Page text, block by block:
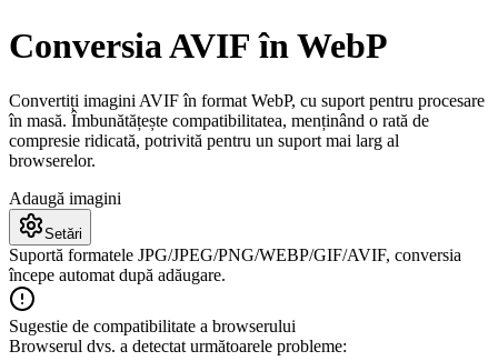
Căutare rapidă a instrumentelor
Conversia AVIF în WebP
Convertiți imagini AVIF în format WebP, cu suport pentru procesare
în masă. Îmbunătățește compatibilitatea, menținând o rată de
compresie ridicată, potrivită pentru un suport mai larg al
browserelor.
Adaugă imagini
Setări
Suportă formatele JPG/JPEG/PNG/WEBP/GIF/AVIF, conversia
începe automat după adăugare.
Sugestie de compatibilitate a browserului
Browserul dvs. a detectat următoarele probleme: